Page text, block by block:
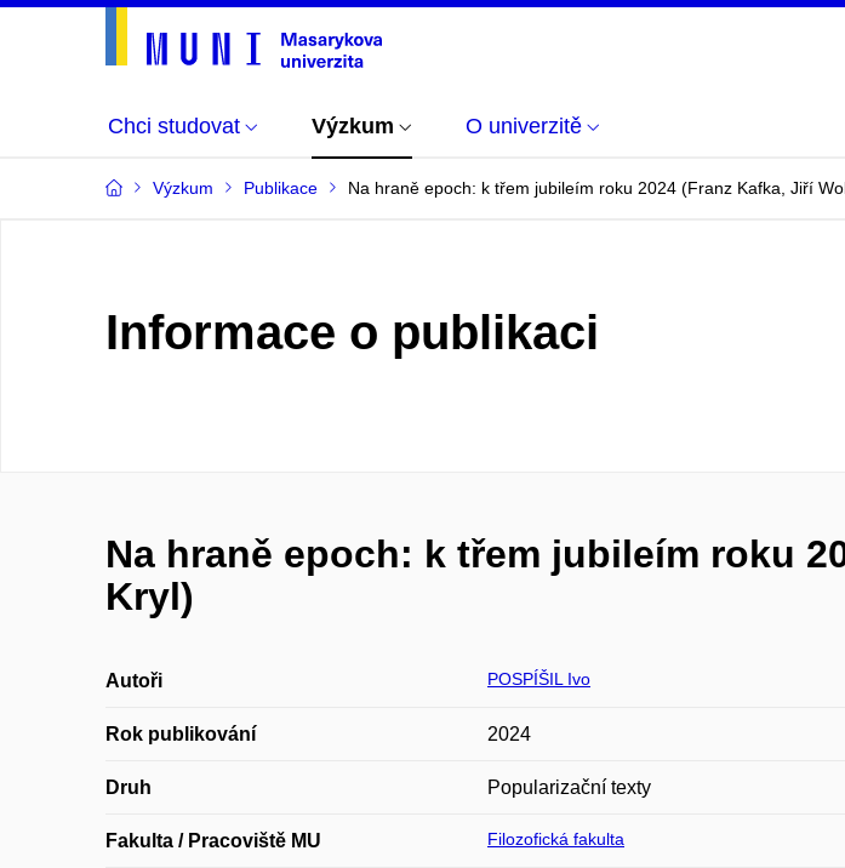
Chci studovat Výzkum O univerzitě
Výzkum Publikace Na hraně epoch: k třem jubileím roku 2024 (Franz Kafka, Jiří
Informace o publikaci
Na hraně epoch: k třem jubileím roku
Kryl)
Autoři POSPÍŠIL Ivo
Rok publikování 2024
Druh Popularizační texty
Fakulta / Pracoviště MU Filozofická fakulta